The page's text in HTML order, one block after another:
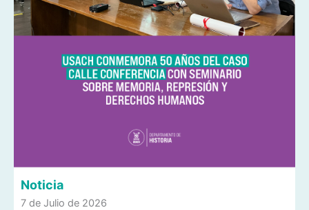
Noticia
7 de Julio de 2026